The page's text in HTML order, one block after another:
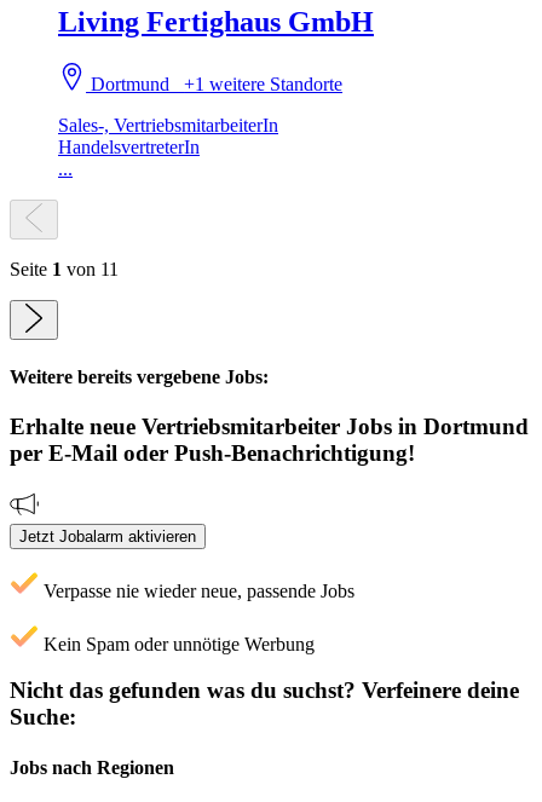
Living Fertighaus GmbH
Dortmund+1 weitere Standorte
Sales-, VertriebsmitarbeiterIn
HandelsvertreterIn
...
Seite 1 von 11
Weitere bereits vergebene Jobs:
Erhalte neue Vertriebsmitarbeiter Jobs in Dortmund
per E-Mail oder Push-Benachrichtigung!
Jetzt Jobalarm aktivieren
Verpasse nie wieder neue, passende Jobs
Kein Spam oder unnötige Werbung
Nicht das gefunden was du suchst? Verfeinere deine
Suche:
Jobs nach Regionen